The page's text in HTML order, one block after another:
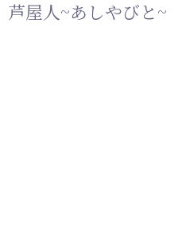
芦屋人~あしやびと~